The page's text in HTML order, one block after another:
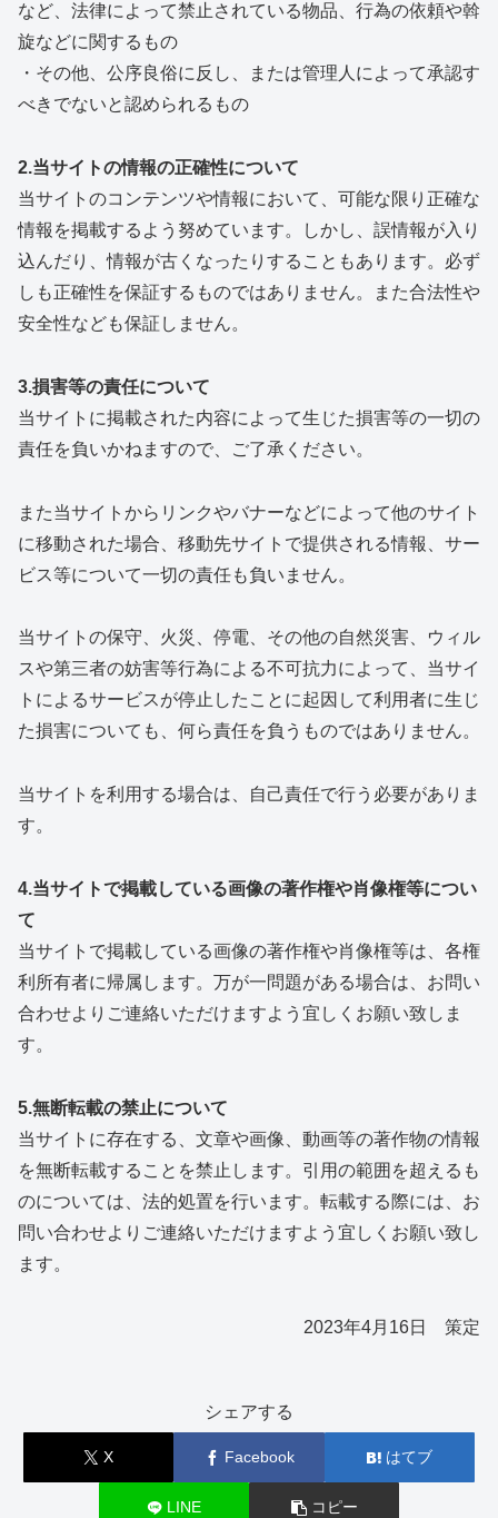
など、法律によって禁止されている物品、行為の依頼や斡
旋などに関するもの
・その他、公序良俗に反し、または管理人によって承認す
べきでないと認められるもの
2.当サイトの情報の正確性について
当サイトのコンテンツや情報において、可能な限り正確な
情報を掲載するよう努めています。しかし、誤情報が入り
込んだり、情報が古くなったりすることもあります。必ず
しも正確性を保証するものではありません。また合法性や
安全性なども保証しません。
3.損害等の責任について
当サイトに掲載された内容によって生じた損害等の一切の
責任を負いかねますので、ご了承ください。
また当サイトからリンクやバナーなどによって他のサイト
に移動された場合、移動先サイトで提供される情報、サー
ビス等について一切の責任も負いません。
当サイトの保守、火災、停電、その他の自然災害、ウィル
スや第三者の妨害等行為による不可抗力によって、当サイ
トによるサービスが停止したことに起因して利用者に生じ
た損害についても、何ら責任を負うものではありません。
当サイトを利用する場合は、自己責任で行う必要がありま
す。
4.当サイトで掲載している画像の著作権や肖像権等につい
て
当サイトで掲載している画像の著作権や肖像権等は、各権
利所有者に帰属します。万が一問題がある場合は、お問い
合わせよりご連絡いただけますよう宜しくお願い致しま
す。
5.無断転載の禁止について
当サイトに存在する、文章や画像、動画等の著作物の情報
を無断転載することを禁止します。引用の範囲を超えるも
のについては、法的処置を行います。転載する際には、お
問い合わせよりご連絡いただけますよう宜しくお願い致し
ます。
2023年4月16日 策定
シェアする
X Facebook はてブ
LINE コピー